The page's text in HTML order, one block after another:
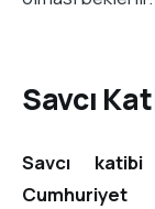
Savcı
Savcı katibi
Cumhuriyet